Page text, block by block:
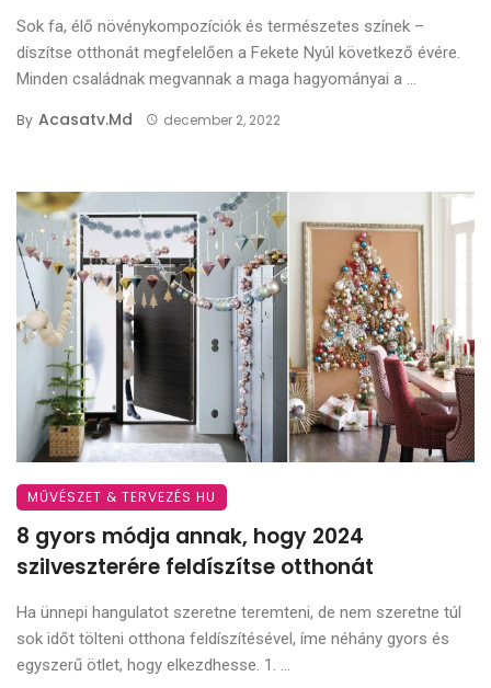
Sok fa, élő növénykompozíciók és természetes színek –
díszítse otthonát megfelelően a Fekete Nyúl következő évére.
Minden családnak megvannak a maga hagyományai a ...
By Acasatv.md december 2, 2022
MŰVÉSZET & TERVEZÉS HU
8 gyors módja annak, hogy 2024
szilveszterére feldíszítse otthonát
Ha ünnepi hangulatot szeretne teremteni, de nem szeretne túl
sok időt tölteni otthona feldíszítésével, íme néhány gyors és
egyszerű ötlet, hogy elkezdhesse. 1. ...